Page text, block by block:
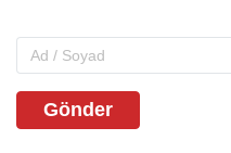
Gönder